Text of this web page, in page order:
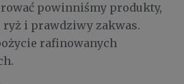
powinniśmy produkty,
i prawdziwy zakwas.
rafinowanych